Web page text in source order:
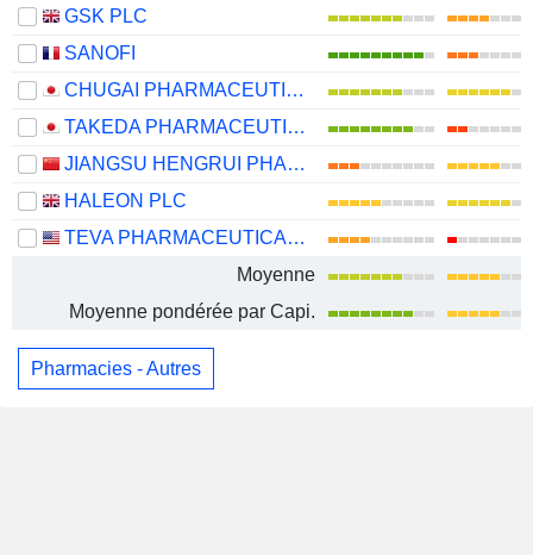
GSK PLC
SANOFI
CHUGAI PHARMACEUTICAL CO., LTD.
TAKEDA PHARMACEUTICAL COMPANY LIMITED
JIANGSU HENGRUI PHARMACEUTICALS CO.,LTD
HALEON PLC
TEVA PHARMACEUTICAL INDUSTRIES LIMITED
Moyenne
Moyenne pondérée par Capi.
Pharmacies - Autres